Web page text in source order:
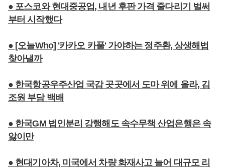
● 포스코와 현대중공업, 내년 후판 가격 줄다리기 벌써
부터 시작했다
● [오늘Who] '카카오 카풀' 가야하는 정주환, 상생해법
찾아낼까
● 한국항공우주산업 국감 곳곳에서 도마 위에 올라, 김
조원 부담 백배
● 한국GM 법인분리 강행해도 속수무책 산업은행은 속
앓이만
● 현대기아차, 미국에서 차량 화재사고 늘어 대규모 리